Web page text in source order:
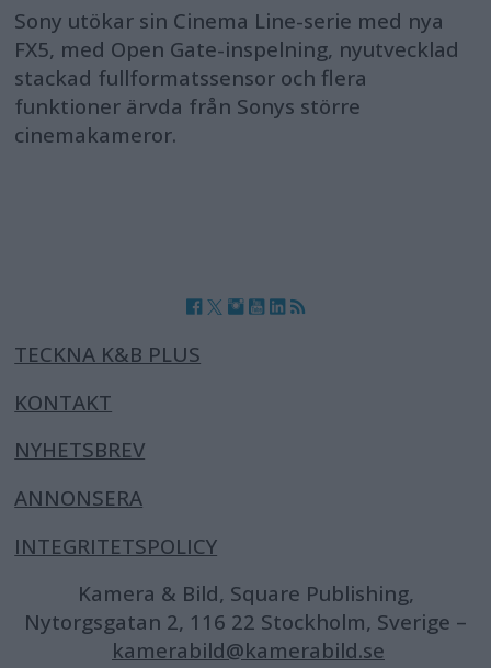
Sony utökar sin Cinema Line-serie med nya
FX5, med Open Gate-inspelning, nyutvecklad
stackad fullformatssensor och flera
funktioner ärvda från Sonys större
cinemakameror.
TECKNA K&B PLUS
KONTAKT
NYHETSBREV
ANNONSERA
INTEGRITETSPOLICY
Kamera & Bild, Square Publishing,
Nytorgsgatan 2, 116 22 Stockholm, Sverige –
kamerabild@kamerabild.se